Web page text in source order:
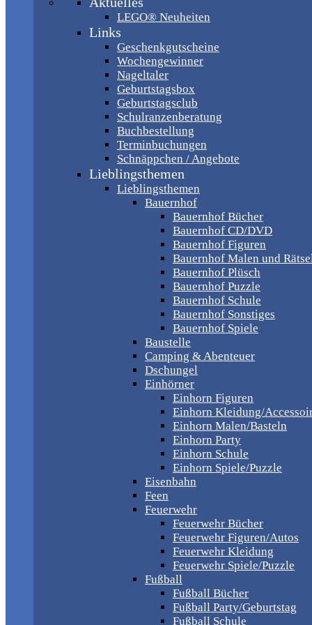
LEGO® Neuheiten
Links
Geschenkgutscheine
Wochengewinner
Nageltaler
Geburtstagsbox
Geburtstagsclub
Schulranzenberatung
Buchbestellung
Terminbuchungen
Schnäppchen / Angebote
Lieblingsthemen
Lieblingsthemen
Bauernhof
Bauernhof Bücher
Bauernhof CD/DVD
Bauernhof Figuren
Bauernhof Malen und
Bauernhof Plüsch
Bauernhof Puzzle
Bauernhof Schule
Bauernhof Sonstiges
Bauernhof Spiele
Baustelle
Camping & Abenteuer
Dschungel
Einhörner
Einhorn Figuren
Einhorn Kleidung/
Einhorn Malen/Basteln
Einhorn Party
Einhorn Schule
Einhorn Spiele/Puzzle
Eisenbahn
Feen
Feuerwehr
Feuerwehr Bücher
Feuerwehr Figuren/Autos
Feuerwehr Kleidung
Feuerwehr Spiele/Puzzle
Fußball
Fußball Bücher
Fußball Party/Geburtstag
Fußball Schule